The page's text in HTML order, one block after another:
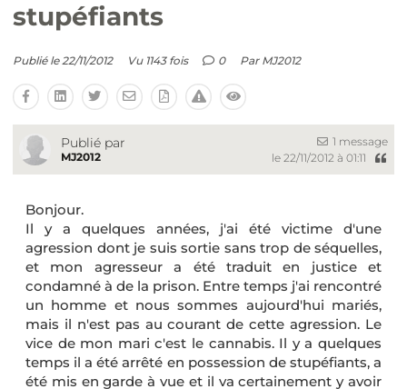
stupéfiants
Publié le 22/11/2012 Vu 1143 fois 0 Par MJ2012
Publié par
MJ2012
1 message
le 22/11/2012 à 01:11
Bonjour.
Il y a quelques années, j'ai été victime d'une
agression dont je suis sortie sans trop de séquelles,
et mon agresseur a été traduit en justice et
condamné à de la prison. Entre temps j'ai rencontré
un homme et nous sommes aujourd'hui mariés,
mais il n'est pas au courant de cette agression. Le
vice de mon mari c'est le cannabis. Il y a quelques
temps il a été arrêté en possession de stupéfiants, a
été mis en garde à vue et il va certainement y avoir